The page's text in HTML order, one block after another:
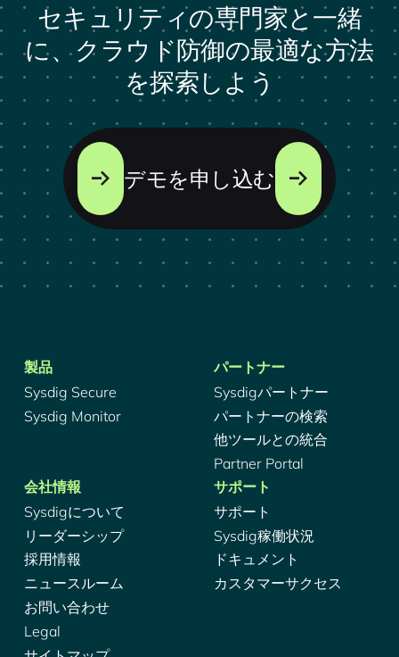
セキュリティの専門家と一緒
に、クラウド防御の最適な方法
を探索しよう
デモを申し込む
製品
Sysdig Secure
Sysdig Monitor
パートナー
Sysdigパートナー
パートナーの検索
他ツールとの統合
Partner Portal
会社情報
Sysdigについて
リーダーシップ
採用情報
ニュースルーム
お問い合わせ
Legal
サポート
サポート
Sysdig稼働状況
ドキュメント
カスタマーサクセス